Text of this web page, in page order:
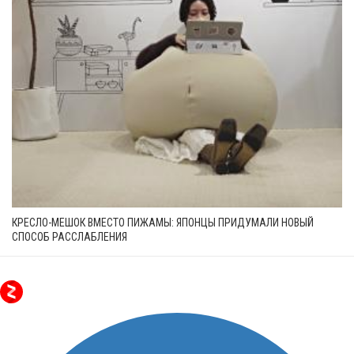
КРЕСЛО-МЕШОК ВМЕСТО ПИЖАМЫ: ЯПОНЦЫ ПРИДУМАЛИ НОВЫЙ
СПОСОБ РАССЛАБЛЕНИЯ